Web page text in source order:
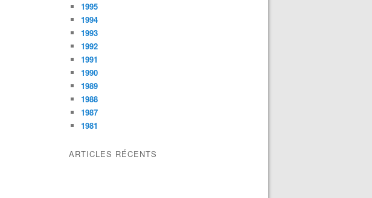
1995
1994
1993
1992
1991
1990
1989
1988
1987
1981
ARTICLES RÉCENTS